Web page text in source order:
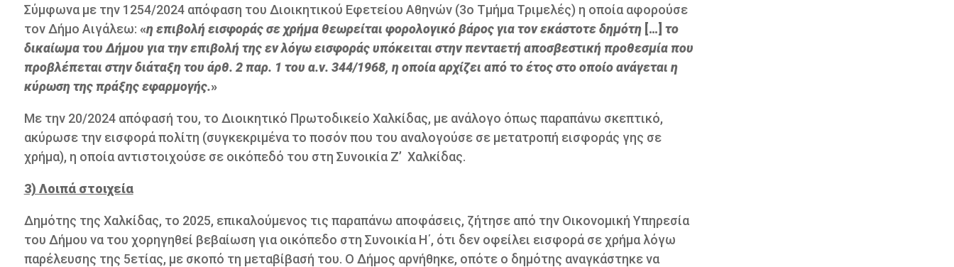
Σύμφωνα με την 1254/2024 απόφαση του Διοικητικού Εφετείου Αθηνών (3ο Τμήμα Τριμελές) η οποία αφορούσε
τον Δήμο Αιγάλεω: «η επιβολή εισφοράς σε χρήμα θεωρείται φορολογικό βάρος για τον εκάστοτε δημότη […] το
δικαίωμα του Δήμου για την επιβολή της εν λόγω εισφοράς υπόκειται στην πενταετή αποσβεστική προθεσμία που
προβλέπεται στην διάταξη του άρθ. 2 παρ. 1 του α.ν. 344/1968, η οποία αρχίζει από το έτος στο οποίο ανάγεται η
κύρωση της πράξης εφαρμογής.»
Με την 20/2024 απόφασή του, το Διοικητικό Πρωτοδικείο Χαλκίδας, με ανάλογο όπως παραπάνω σκεπτικό,
ακύρωσε την εισφορά πολίτη (συγκεκριμένα το ποσόν που του αναλογούσε σε μετατροπή εισφοράς γης σε
χρήμα), η οποία αντιστοιχούσε σε οικόπεδό του στη Συνοικία Ζ’ Χαλκίδας.
3) Λοιπά στοιχεία
Δημότης της Χαλκίδας, το 2025, επικαλούμενος τις παραπάνω αποφάσεις, ζήτησε από την Οικονομική Υπηρεσία
του Δήμου να του χορηγηθεί βεβαίωση για οικόπεδο στη Συνοικία Η΄, ότι δεν οφείλει εισφορά σε χρήμα λόγω
παρέλευσης της 5ετίας, με σκοπό τη μεταβίβασή του. Ο Δήμος αρνήθηκε, οπότε ο δημότης αναγκάστηκε να